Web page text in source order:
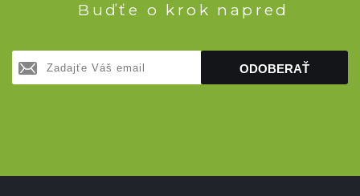
Buďťe o krok napred
ODOBERAŤ